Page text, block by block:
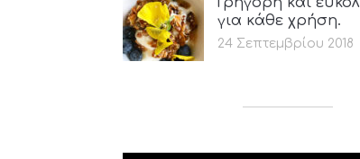
για κάθε χρήση.
24 Σεπτεμβρίου 2018